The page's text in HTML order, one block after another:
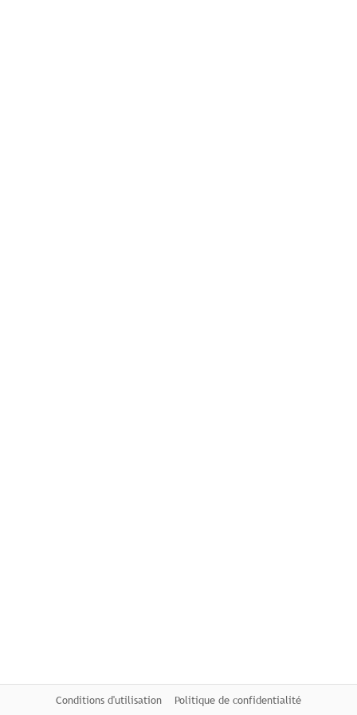
Conditions d'utilisation Politique de confidentialité